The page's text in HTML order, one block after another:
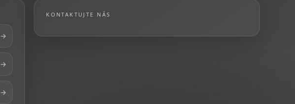
→
→
→
KONTAKTUJTE NÁS